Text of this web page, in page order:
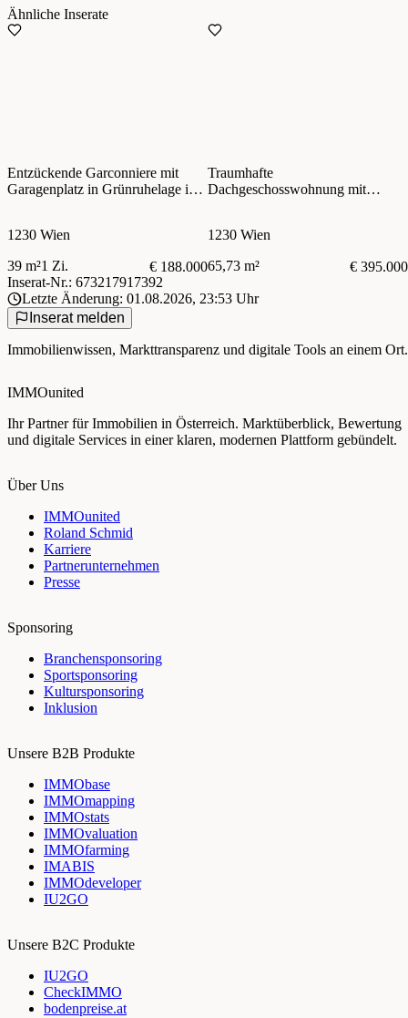
Ähnliche Inserate
Entzückende Garconniere mit
Garagenplatz in Grünruhelage in
1230 Wien
39 m²1 Zi. € 188.000
Traumhafte
Dachgeschosswohnung mit
1230 Wien
65,73 m²
€ 395.000
Inserat-Nr.: 673217917392
Letzte Änderung: 01.08.2026, 23:53 Uhr
Inserat melden
Immobilienwissen, Markttransparenz und digitale Tools an einem Ort.
IMMOunited
Ihr Partner für Immobilien in Österreich. Marktüberblick, Bewertung
und digitale Services in einer klaren, modernen Plattform gebündelt.
Über Uns
IMMOunited
Roland Schmid
Karriere
Partnerunternehmen
Presse
Sponsoring
Branchensponsoring
Sportsponsoring
Kultursponsoring
Inklusion
Unsere B2B Produkte
IMMObase
IMMOmapping
IMMOstats
IMMOvaluation
IMMOfarming
IMABIS
IMMOdeveloper
IU2GO
Unsere B2C Produkte
IU2GO
CheckIMMO
bodenpreise.at